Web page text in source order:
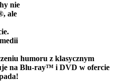
nie
ale
humoru z klasycznym
na Blu-ray™ i DVD w ofercie